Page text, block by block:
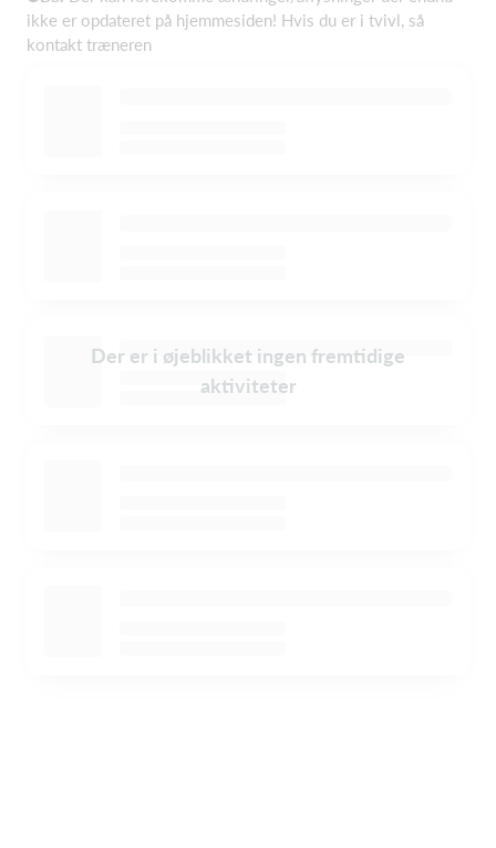
ikke er opdateret på hjemmesiden! Hvis du er i tvivl, så
kontakt træneren
Der er i øjeblikket ingen fremtidige
aktiviteter